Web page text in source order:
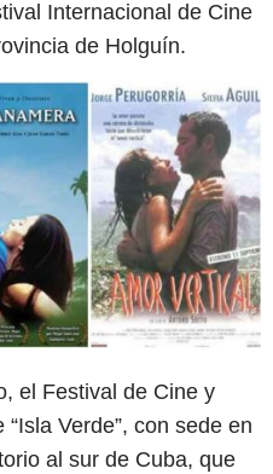
Internacional de Cine
de Holguín.
el Festival de Cine y
Verde”, con sede en
al sur de Cuba, que